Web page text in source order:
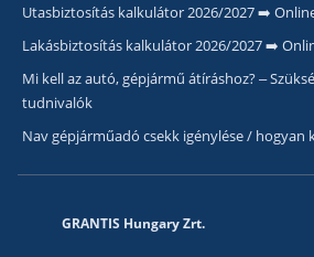
Utasbiztosítás kalkulátor 2026/2027 ➡️
Lakásbiztosítás kalkulátor 2026/2027 ➡️
Mi kell az autó, gépjármű átíráshoz? –
tudnivalók
Nav gépjárműadó csekk igénylése / hogyan
GRANTIS Hungary Zrt.